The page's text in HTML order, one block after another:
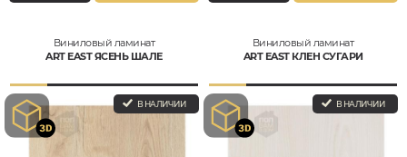
Виниловый ламинат
ART EAST ЯСЕНЬ ШАЛЕ
В НАЛИЧИИ
Виниловый ламинат
ART EAST КЛЕН СУГАРИ
В НАЛИЧИИ